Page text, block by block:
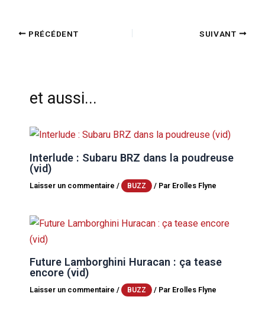
PRÉCÉDENT SUIVANT
et aussi...
Interlude : Subaru BRZ dans la poudreuse
(vid)
Laisser un commentaire / BUZZ / Par Erolles Flyne
Future Lamborghini Huracan : ça tease
encore (vid)
Laisser un commentaire / BUZZ / Par Erolles Flyne